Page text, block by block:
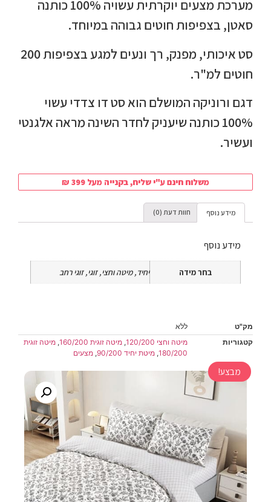
מערכת מצעים יוקרתית עשויה 100% כותנה
סאטן, בצפיפות חוטים גבוהה במיוחד.
סט איכותי, מפנק, רך ונעים למגע בצפיפות 200
חוטים למ"ר.
דגם ורוניקה המושלם הוא סט דו צדדי עשוי
100% כותנה שיעניק לחדר השינה מראה אלגנטי
ועשיר.
משלוח חינם ע"י שליח, בקנייה מעל 399 ₪
מידע נוסף חוות דעת (0)
מידע נוסף
בחר מידה יחיד, מיטה וחצי, זוגי, זוגי רחב
מק"ט
ללא
קטגוריות
מיטה וחצי 120/200 , מיטה זוגית 160/200 , מיטה זוגית
180/200
, מיטת יחיד 90/200 , מצעים
מבצע!